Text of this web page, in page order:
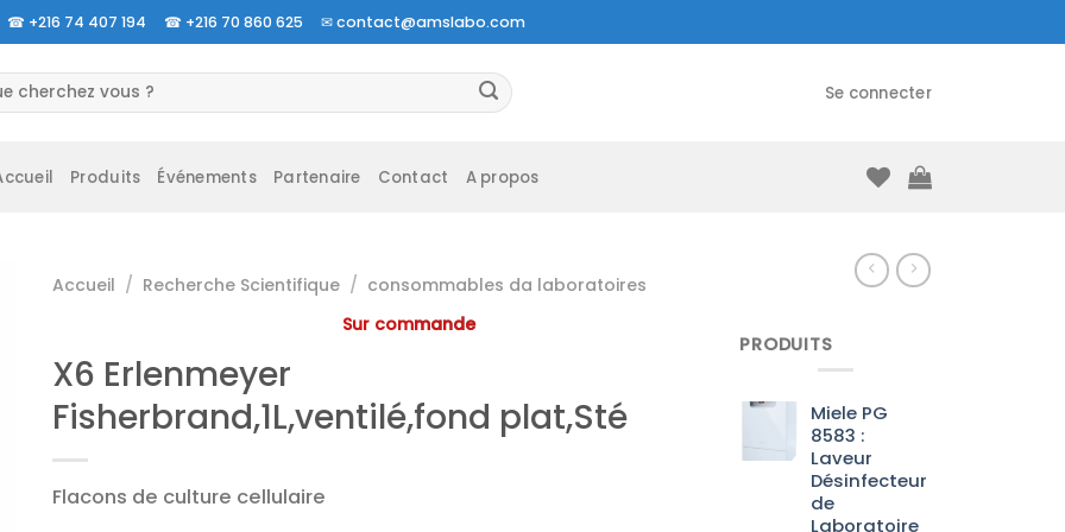
☎ +216 74 407 194 ☎ +216 70 860 625 ✉contact@amslabo.com
Se connecter
Produits Événements Partenaire Contact A propos
Accueil / Recherche Scientifique / consommables da laboratoires
Sur commande
X6 Erlenmeyer
Fisherbrand,1L,ventilé,fond plat,Sté
Flacons de culture cellulaire
PRODUITS
Miele PG
8583 :
Laveur
Désinfecteur
de
Laboratoire